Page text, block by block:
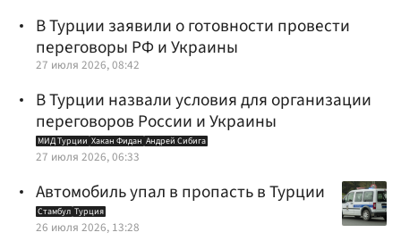
В Турции заявили о готовности провести
переговоры РФ и Украины
27 июля 2026, 08:42
В Турции назвали условия для организации
переговоров России и Украины
МИД Турции Хакан Фидан Андрей Сибига
27 июля 2026, 06:33
Автомобиль упал в пропасть в Турции
Стамбул Турция
26 июля 2026, 13:28